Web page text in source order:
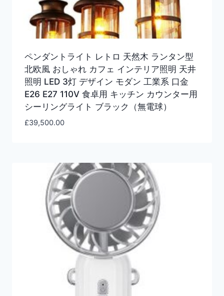
ペンダントライト レトロ 天然木 ランタン型
北欧風 おしゃれ カフェ インテリア照明 天井
照明 LED 3灯 デザイン モダン 工業系 口金
E26 E27 110V 食卓用 キッチン カウンター用
シーリングライト ブラック（無電球）
£39,500.00